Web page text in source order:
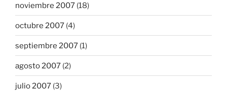
noviembre 2007 (18)
octubre 2007 (4)
septiembre 2007 (1)
agosto 2007 (2)
julio 2007 (3)